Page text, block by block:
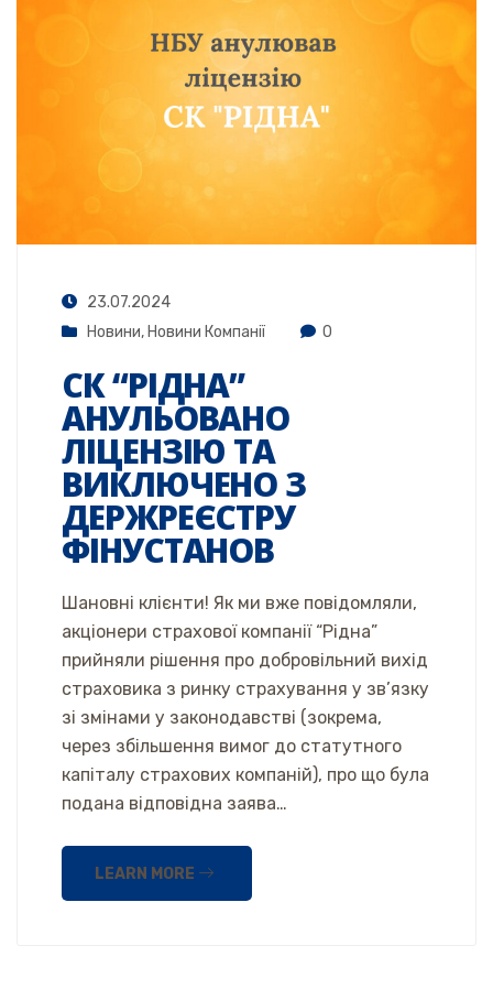
23.07.2024
Новини, Новини Компанії 0
СК “РІДНА”
АНУЛЬОВАНО
ЛІЦЕНЗІЮ ТА
ВИКЛЮЧЕНО З
ДЕРЖРЕЄСТРУ
ФІНУСТАНОВ
Шановні клієнти! Як ми вже повідомляли,
акціонери страхової компанії “Рідна”
прийняли рішення про добровільний вихід
страховика з ринку страхування у зв’язку
зі змінами у законодавстві (зокрема,
через збільшення вимог до статутного
капіталу страхових компаній), про що була
подана відповідна заява…
LEARN MORE